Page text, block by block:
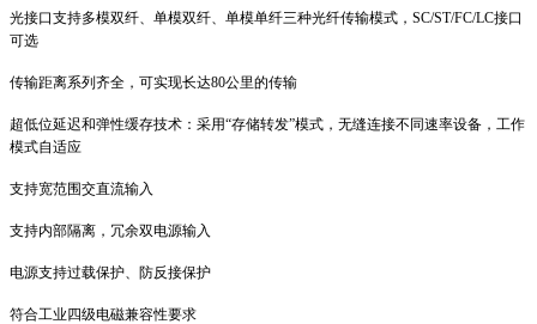
光接口支持多模双纤、单模双纤、单模单纤三种光纤传输模式，SC/ST/FC/LC接口
可选
传输距离系列齐全，可实现长达80公里的传输
超低位延迟和弹性缓存技术：采用“存储转发”模式，无缝连接不同速率设备，工作
模式自适应
支持宽范围交直流输入
支持内部隔离，冗余双电源输入
电源支持过载保护、防反接保护
符合工业四级电磁兼容性要求